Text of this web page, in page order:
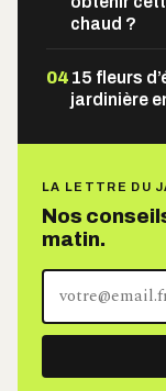
chaud ?
04 15 fleurs
jardinière
LA LETTRE DU
Nos
matin.
Votre
adresse
e-
mail